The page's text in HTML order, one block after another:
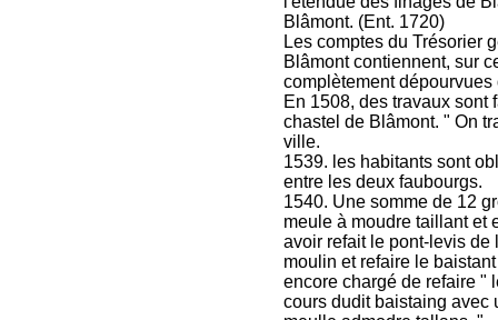
Blâmont. (Ent. 1720)
Les comptes du Trésorier
Blâmont contiennent, sur
complètement
En 1508, des travaux sont
chastel de Blâmont. " On
ville.
1539. les habitants sont
entre les deux faubourgs.
1540. Une somme de 12
meule à moudre taillant et
avoir refait le pont-levis de
moulin et refaire le
encore chargé de refaire "
cours dudit baistaing avec